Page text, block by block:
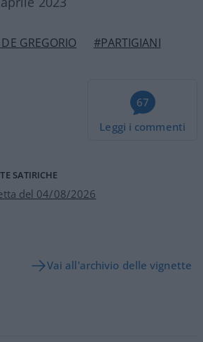
GREGORIO
#PARTIGIANI
67
Leggi i commenti
SATIRICHE
del 04/08/2026
Vai all'archivio delle vignette